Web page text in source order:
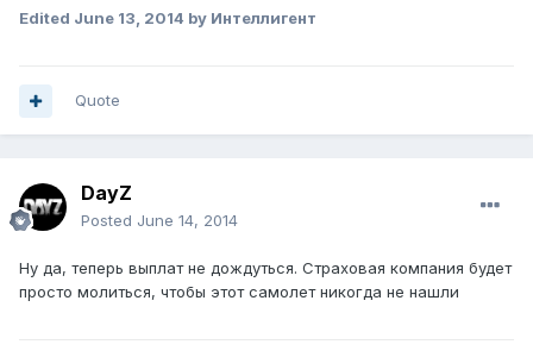
Edited June 13, 2014 by Интеллигент
Quote
DayZ
Posted June 14, 2014
Ну да, теперь выплат не дождуться. Страховая компания будет
просто молиться, чтобы этот самолет никогда не нашли